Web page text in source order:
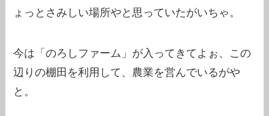
ょっとさみしい場所やと思っていたがいちゃ。
今は「のろしファーム」が入ってきてよぉ、この
辺りの棚田を利用して、農業を営んでいるがや
と。